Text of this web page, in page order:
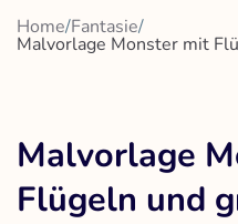
Home/Fantasie/
Malvorlage Monster mit
Malvorlage
Flügeln und